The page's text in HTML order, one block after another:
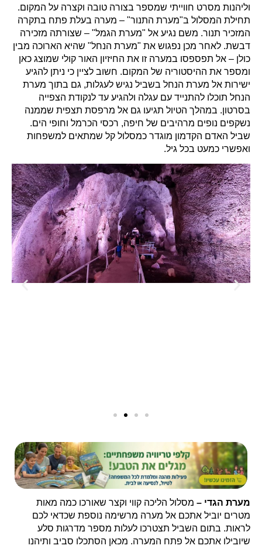
וליהנות מסרט חווייתי שמספר בצורה טובה וקצרה על המקום.
תחילת המסלול ב"מערת התנור" – מערה בעלת פתח בתקרה
המזכיר תנור. משם נגיע אל "מערת הגמל" – שצורתה מזכירה
דבשת. לאחר מכן נפגוש את "מערת הנחל" שהיא הארוכה מבין
כולן – אל תפספסו במערה זו את החיזיון האור קולי שמוצג כאן
ומספר את ההיסטוריה של המקום. חשוב לציין כי ניתן להגיע
ישירות אל מערת הנחל בשביל נגיש לעגלות, גם בתוך מערת
הנחל תוכלו להתנייד עם עגלה ולהגיע עד לנקודת הצפייה
בסרטון. במהלך הטיול תגיעו גם אל מרפסת תצפית שממנה
נשקפים נופים מרהיבים של חיפה, רכסי הכרמל וחופי הים.
שביל האדם הקדמון מוגדר כמסלול קל שמתאים למשפחות
ואפשרי כמעט בכל גיל.
מערת הגדי – מסלול הליכה קווי וקצר שאורכו כמה מאות
מטרים יוביל אתכם אל מערה מרשימה נוספת שכדאי לכם
לראות. בתום השביל תצטרכו לעלות מספר מדרגות סלע
שיובילו אתכם אל פתח המערה. מכאן הסתכלו סביב ותיהנו